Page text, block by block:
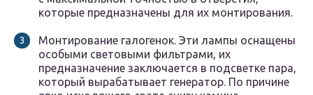
которые предназначены для их монтирования.
Монтирование галогенок. Эти лампы оснащены
особыми световыми фильтрами, их
предназначение заключается в подсветке пара,
который вырабатывает генератор. По причине